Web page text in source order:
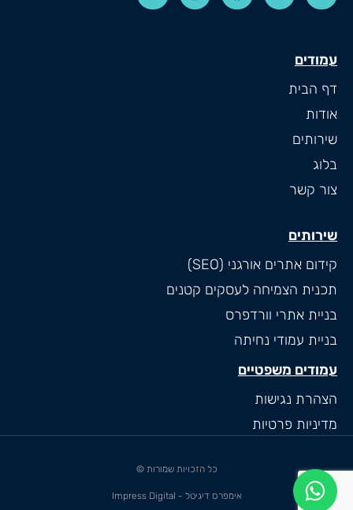
עמודים
דף הבית
אודות
שירותים
בלוג
צור קשר
שירותים
קידום אתרים אורגני (SEO)
תכנית הצמיחה לעסקים קטנים
בניית אתרי וורדפרס
בניית עמודי נחיתה
עמודים משפטיים
הצהרת נגישות
מדיניות פרטיות
כל הזכויות שמורות ©
אימפרס דיגיטל - Impress Digital